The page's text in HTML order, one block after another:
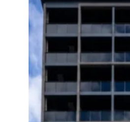
戸建住宅事業
管理・改修・リフォーム事業
施工実績
採用情報
社員インタビュー
数字から見える松吉建設
福利厚生
募集要項・応募フォーム